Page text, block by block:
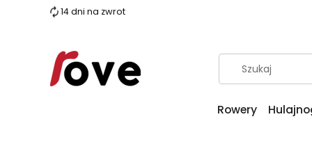
14 dni na zwrot
Rowery